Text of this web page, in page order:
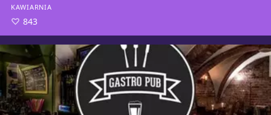
KAWIARNIA
843